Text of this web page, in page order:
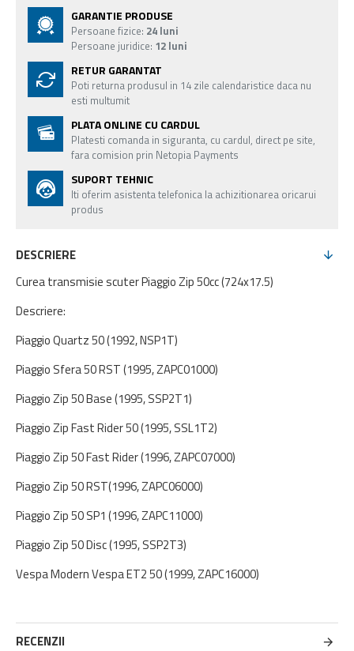
GARANTIE PRODUSE
Persoane fizice: 24 luni
Persoane juridice: 12 luni
RETUR GARANTAT
Poti returna produsul in 14 zile calendaristice daca nu
esti multumit
PLATA ONLINE CU CARDUL
Platesti comanda in siguranta, cu cardul, direct pe site,
fara comision prin Netopia Payments
SUPORT TEHNIC
Iti oferim asistenta telefonica la achizitionarea oricarui
produs
DESCRIERE
Curea transmisie scuter Piaggio Zip 50cc (724x17.5)
Descriere:
Piaggio Quartz 50 (1992, NSP1T)
Piaggio Sfera 50 RST (1995, ZAPC01000)
Piaggio Zip 50 Base (1995, SSP2T1)
Piaggio Zip Fast Rider 50 (1995, SSL1T2)
Piaggio Zip 50 Fast Rider (1996, ZAPC07000)
Piaggio Zip 50 RST(1996, ZAPC06000)
Piaggio Zip 50 SP1 (1996, ZAPC11000)
Piaggio Zip 50 Disc (1995, SSP2T3)
Vespa Modern Vespa ET2 50 (1999, ZAPC16000)
RECENZII